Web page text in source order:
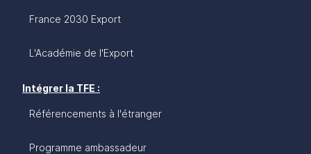
France 2030 Export
L'Académie de l'Export
Intégrer la TFE :
Référencements à l'étranger
Programme ambassadeur